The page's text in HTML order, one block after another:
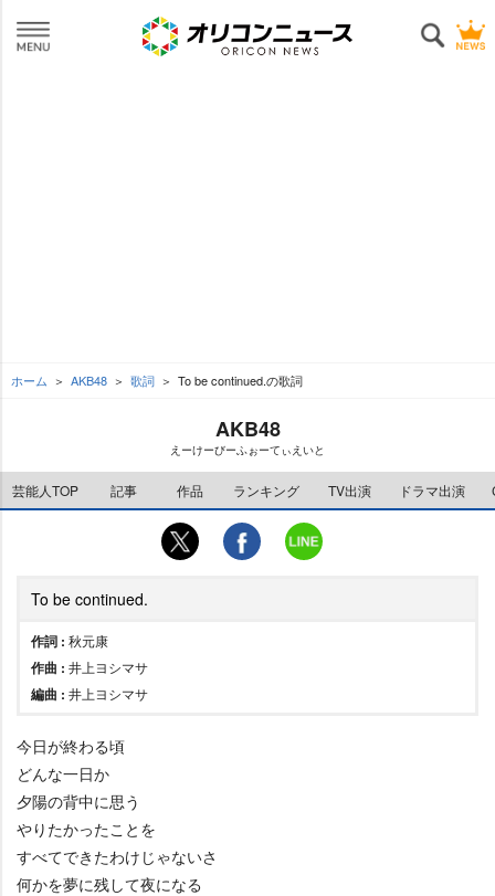
ホーム AKB48 歌詞 To be continued.の歌詞
AKB48
えーけーびーふぉーてぃえいと
芸能人TOP 記事 作品 ランキング TV出演 ドラマ出演
To be continued.
作詞 : 秋元康
作曲 : 井上ヨシマサ
編曲 : 井上ヨシマサ
今日が終わる頃
どんな一日か
夕陽の背中に思う
りたかったことを
すべてできたわけじゃないさ
何かを夢に残して夜になる